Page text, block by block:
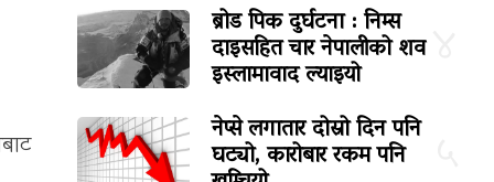
ब्रोड पिक दुर्घटना : निम्स
दाइसहित चार नेपालीको शव
इस्लामावाद ल्याइयो
नेप्से लगातार दोस्रो दिन पनि
घट्यो, कारोबार रकम पनि